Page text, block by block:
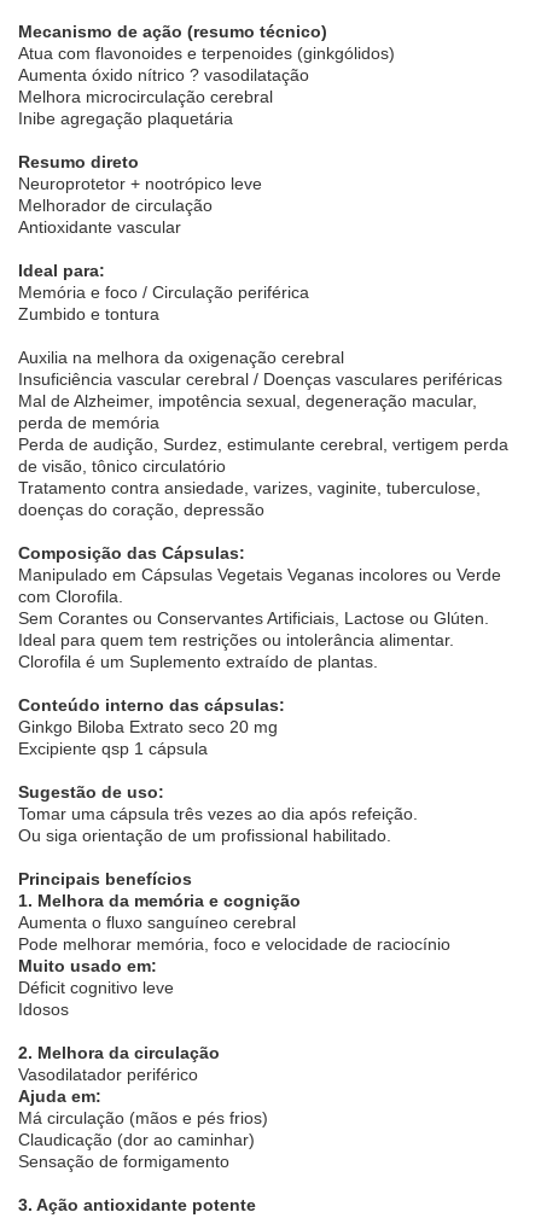
Mecanismo de ação (resumo técnico)
Atua com flavonoides e terpenoides (ginkgólidos)
Aumenta óxido nítrico ? vasodilatação
Melhora microcirculação cerebral
Inibe agregação plaquetária
Resumo direto
Neuroprotetor + nootrópico leve
Melhorador de circulação
Antioxidante vascular
Ideal para:
Memória e foco / Circulação periférica
Zumbido e tontura
Auxilia na melhora da oxigenação cerebral
Insuficiência vascular cerebral / Doenças vasculares periféricas
Mal de Alzheimer, impotência sexual, degeneração macular,
perda de memória
Perda de audição, Surdez, estimulante cerebral, vertigem perda
de visão, tônico circulatório
Tratamento contra ansiedade, varizes, vaginite, tuberculose,
doenças do coração, depressão
Composição das Cápsulas:
Manipulado em Cápsulas Vegetais Veganas incolores ou Verde
com Clorofila.
Sem Corantes ou Conservantes Artificiais, Lactose ou Glúten.
Ideal para quem tem restrições ou intolerância alimentar.
Clorofila é um Suplemento extraído de plantas.
Conteúdo interno das cápsulas:
Ginkgo Biloba Extrato seco 20 mg
Excipiente qsp 1 cápsula
Sugestão de uso:
Tomar uma cápsula três vezes ao dia após refeição.
Ou siga orientação de um profissional habilitado.
Principais benefícios
1. Melhora da memória e cognição
Aumenta o fluxo sanguíneo cerebral
Pode melhorar memória, foco e velocidade de raciocínio
Muito usado em:
Déficit cognitivo leve
Idosos
2. Melhora da circulação
Vasodilatador periférico
Ajuda em:
Má circulação (mãos e pés frios)
Claudicação (dor ao caminhar)
Sensação de formigamento
3. Ação antioxidante potente